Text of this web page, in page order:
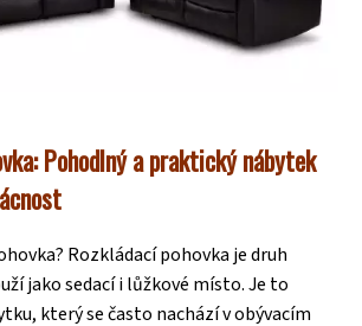
Pohodlný a praktický nábytek
Rozkládací pohovka je druh
jako sedací i lůžkové místo. Je to
který se často nachází v obývacím